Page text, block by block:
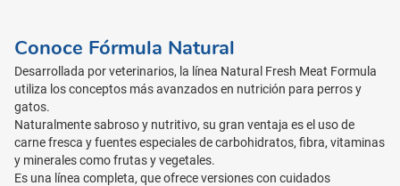
Conoce Fórmula Natural
Desarrollada por veterinarios, la línea Natural Fresh Meat Formula
utiliza los conceptos más avanzados en nutrición para perros y
gatos.
Naturalmente sabroso y nutritivo, su gran ventaja es el uso de
carne fresca y fuentes especiales de carbohidratos, fibra, vitaminas
y minerales como frutas y vegetales.
Es una línea completa, que ofrece versiones con cuidados